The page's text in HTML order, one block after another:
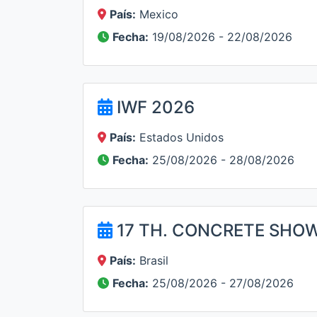
País: Mexico
Fecha: 19/08/2026 - 22/08/2026
IWF 2026
País: Estados Unidos
Fecha: 25/08/2026 - 28/08/2026
17 TH. CONCRETE
País: Brasil
Fecha: 25/08/2026 - 27/08/2026